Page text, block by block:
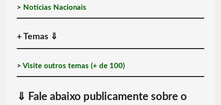
> Notícias Nacionais
+ Temas⇓
> Visite outros temas (+ de 100)
⇓ Fale abaixo publicamente sobre o